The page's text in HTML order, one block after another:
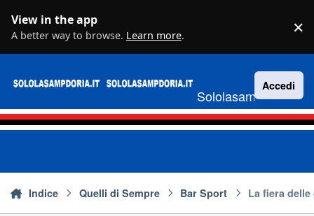
View in the app
A better way to browse. Learn more. ×
Sololasampdoria.it
Accedi
Indice Quelli di Sempre Bar Sport La fiera